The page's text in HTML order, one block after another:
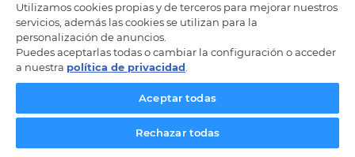
Utilizamos cookies propias y de terceros para mejorar nuestros
servicios, además las cookies se utilizan para la
personalización de anuncios.
Puedes aceptarlas todas o cambiar la configuración o acceder
a nuestra política de privacidad
Aceptar todas
Rechazar todas